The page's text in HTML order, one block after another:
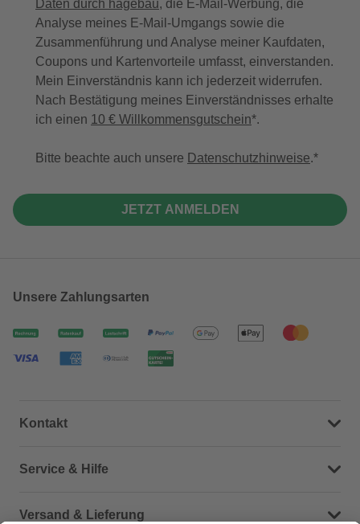
Daten durch hagebau, die E-Mail-Werbung, die
Analyse meines E-Mail-Umgangs sowie die
Zusammenführung und Analyse meiner Kaufdaten,
Coupons und Kartenvorteile umfasst, einverstanden.
Mein Einverständnis kann ich jederzeit widerrufen.
Nach Bestätigung meines Einverständnisses erhalte
ich einen 10 € Willkommensgutschein*.
Bitte beachte auch unsere Datenschutzhinweise.
JETZT ANMELDEN
Unsere Zahlungsarten
Kontakt
Dein Kontakt zu uns
Service & Hilfe
Häufige Fragen (FAQ)
Versand & Lieferung